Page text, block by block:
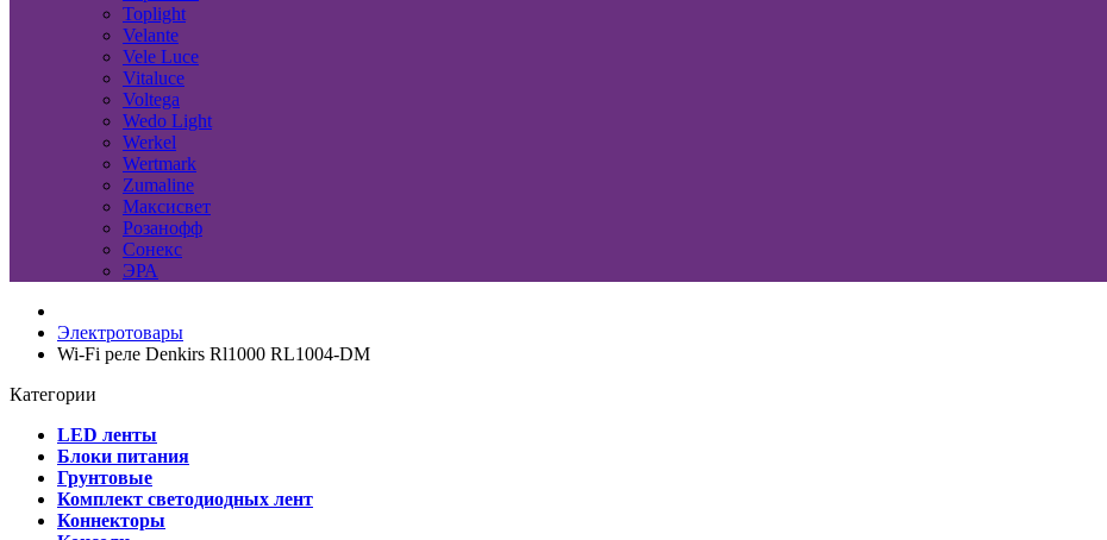
Toplight
Velante
Vele Luce
Vitaluce
Voltega
Wedo Light
Werkel
Wertmark
Zumaline
Максисвет
Розанофф
Сонекс
ЭРА
Электротовары
Wi-Fi реле Denkirs Rl1000 RL1004-DM
Категории
LED ленты
Блоки питания
Грунтовые
Комплект светодиодных лент
Коннекторы